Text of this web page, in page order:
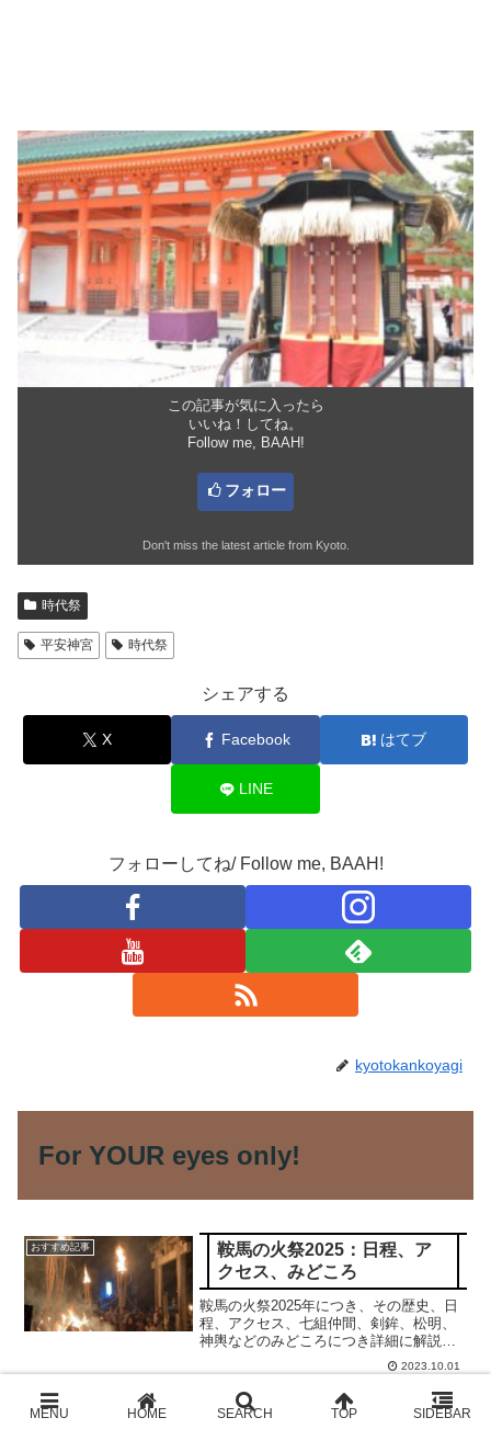
この記事が気に入ったら
いいね！してね。
Follow me, BAAH!
フォロー
Don't miss the latest article from Kyoto.
時代祭
平安神宮 時代祭
シェアする
X Facebook はてブ
LINE
フォローしてね/ Follow me, BAAH!
kyotokankoyagi
For YOUR eyes only!
おすすめ記事
鞍馬の火祭2025：日程、ア
クセス、みどころ
鞍馬の火祭2025年につき、その歴史、日
程、アクセス、七組仲間、剣鉾、松明、
神輿などのみどころにつき詳細に解説申
2023.10.01
ライトアップ
京の七夕2026: 日程; 鴨川・